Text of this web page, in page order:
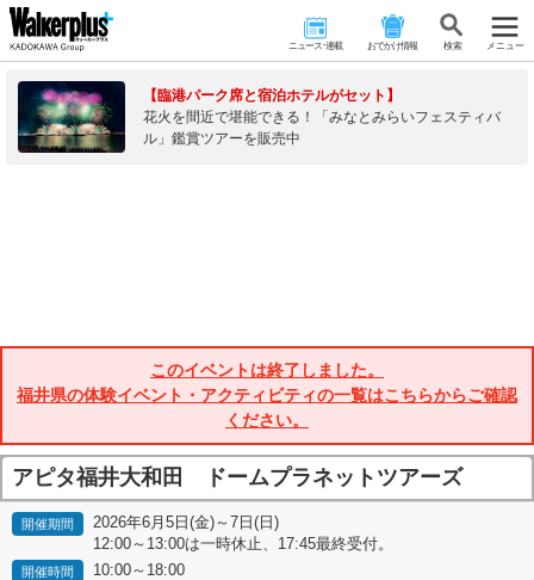
ニュース･連載 おでかけ情報 検 索 メニュー
【臨港パーク席と宿泊ホテルがセット】
花火を間近で堪能できる！「みなとみらいフェスティバ
ル」鑑賞ツアーを販売中
このイベントは終了しました。
福井県の体験イベント・アクティビティの一覧はこちらからご確認
ください。
アピタ福井大和田 ドームプラネットツアーズ
開催期間
2026年6月5日(金)～7日(日)
12:00～13:00は一時休止、17:45最終受付。
開催時間 10:00～18:00